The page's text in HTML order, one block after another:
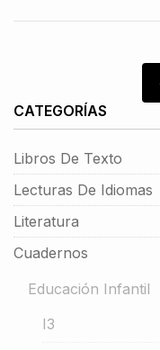
CATEGORÍAS
Libros De Texto
Lecturas De Idiomas
Literatura
Cuadernos
Educación Infantil
I3